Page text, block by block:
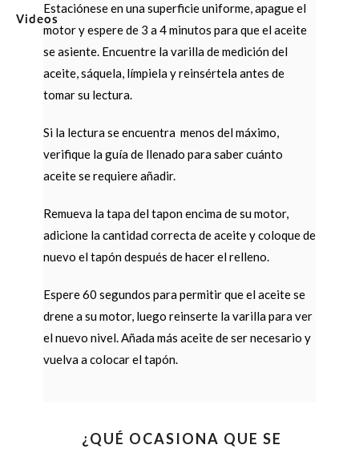
Videos
Estaciónese en una superficie uniforme, apague el
motor y espere de 3 a 4 minutos para que el aceite
se asiente. Encuentre la varilla de medición del
aceite, sáquela, límpiela y reinsértela antes de
tomar su lectura.
Si la lectura se encuentra menos del máximo,
verifique la guía de llenado para saber cuánto
aceite se requiere añadir.
Remueva la tapa del tapon encima de su motor,
adicione la cantidad correcta de aceite y coloque de
nuevo el tapón después de hacer el relleno.
Espere 60 segundos para permitir que el aceite se
drene a su motor, luego reinserte la varilla para ver
el nuevo nivel. Añada más aceite de ser necesario y
vuelva a colocar el tapón.
¿QUÉ OCASIONA QUE SE